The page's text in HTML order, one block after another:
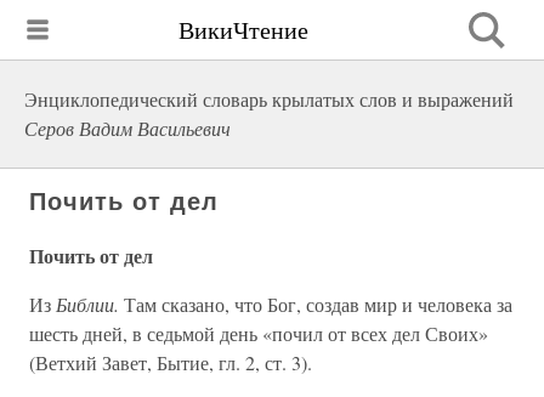
ВикиЧтение
Энциклопедический словарь крылатых слов и выражений
Серов Вадим Васильевич
Почить от дел
Почить от дел
Из Библии. Там сказано, что Бог, создав мир и человека за
шесть дней, в седьмой день «почил от всех дел Своих»
(Ветхий Завет, Бытие, гл. 2, ст. 3).